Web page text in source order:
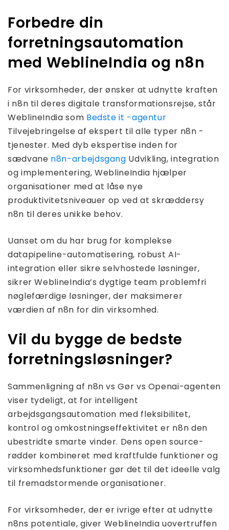
Forbedre din
forretningsautomation
med WeblineIndia og n8n
For virksomheder, der ønsker at udnytte kraften
i n8n til deres digitale transformationsrejse, står
WeblineIndia som Bedste it -agentur
Tilvejebringelse af ekspert til alle typer n8n -
tjenester. Med dyb ekspertise inden for
sædvane n8n-arbejdsgang Udvikling, integration
og implementering, WeblineIndia hjælper
organisationer med at låse nye
produktivitetsniveauer op ved at skræddersy
n8n til deres unikke behov.
Uanset om du har brug for komplekse
datapipeline-automatisering, robust AI-
integration eller sikre selvhostede løsninger,
sikrer WeblineIndia’s dygtige team problemfri
nøglefærdige løsninger, der maksimerer
værdien af ​​n8n for din virksomhed.
Vil du bygge de bedste
forretningsløsninger?
Sammenligning af n8n vs Gør vs Openai-agenten
viser tydeligt, at for intelligent
arbejdsgangsautomation med fleksibilitet,
kontrol og omkostningseffektivitet er n8n den
ubestridte smarte vinder. Dens open source-
rødder kombineret med kraftfulde funktioner og
virksomhedsfunktioner gør det til det ideelle valg
til fremadstormende organisationer.
For virksomheder, der er ivrige efter at udnytte
n8ns potentiale, giver WeblineIndia uovertruffen